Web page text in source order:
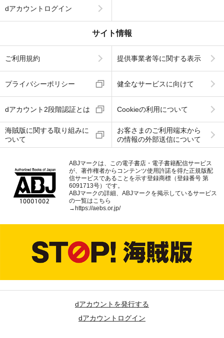
dアカウントログイン
サイト情報
ご利用規約 提供事業者等に関する表示
プライバシーポリシー 健全なサービスに向けて
dアカウント2段階認証とは Cookieの利用について
海賊版に関する取り組みに
ついて
お客さまのご利用端末から
の情報の外部送信について
ABJマークは、この電子書店・電子書籍配信サービス
が、著作権者からコンテンツ使用許諾を得た正規版配
信サービスであることを示す登録商標（登録番号 第
6091713号）です。
ABJマークの詳細、ABJマークを掲示しているサービス
の一覧はこちら
→ https://aebs.or.jp/
dアカウントを発行する
dアカウントログイン